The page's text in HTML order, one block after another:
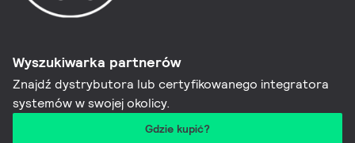
Wyszukiwarka partnerów
Znajdź dystrybutora lub certyfikowanego integratora
systemów w swojej okolicy.
Gdzie kupić?